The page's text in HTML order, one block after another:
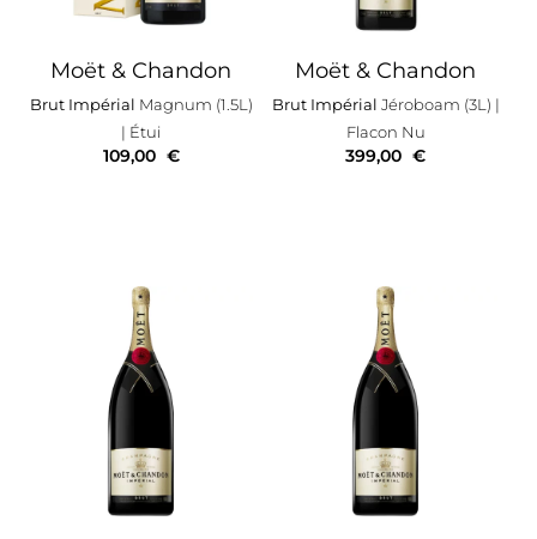
Moët & Chandon
Brut Impérial Magnum (1.5L)
| Étui
109,00 €
Moët & Chandon
Brut Impérial Jéroboam (3L) |
Flacon Nu
399,00 €